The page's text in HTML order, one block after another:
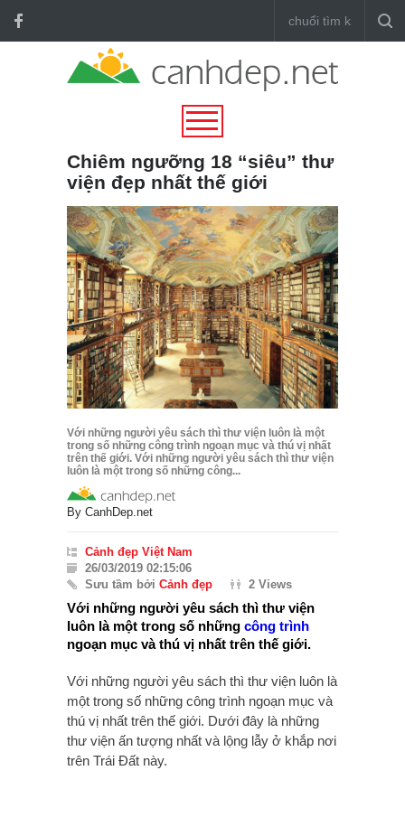
Chiêm ngưỡng 18 “siêu” thư
viện đẹp nhất thế giới
Với những người yêu sách thì thư viện luôn là một
trong số những công trình ngoạn mục và thú vị nhất
trên thế giới. Với những người yêu sách thì thư viện
luôn là một trong số những công...
By CanhDep.net
Cảnh đẹp Việt Nam
26/03/2019 02:15:06
Sưu tầm bởi Cảnh đẹp 2 Views
Với những người yêu sách thì thư viện
luôn là một trong số những công trình
ngoạn mục và thú vị nhất trên thế giới.
Với những người yêu sách thì thư viện luôn là
một trong số những công trình ngoạn mục và
thú vị nhất trên thế giới. Dưới đây là những
thư viện ấn tượng nhất và lộng lẫy ở khắp nơi
trên Trái Đất này.